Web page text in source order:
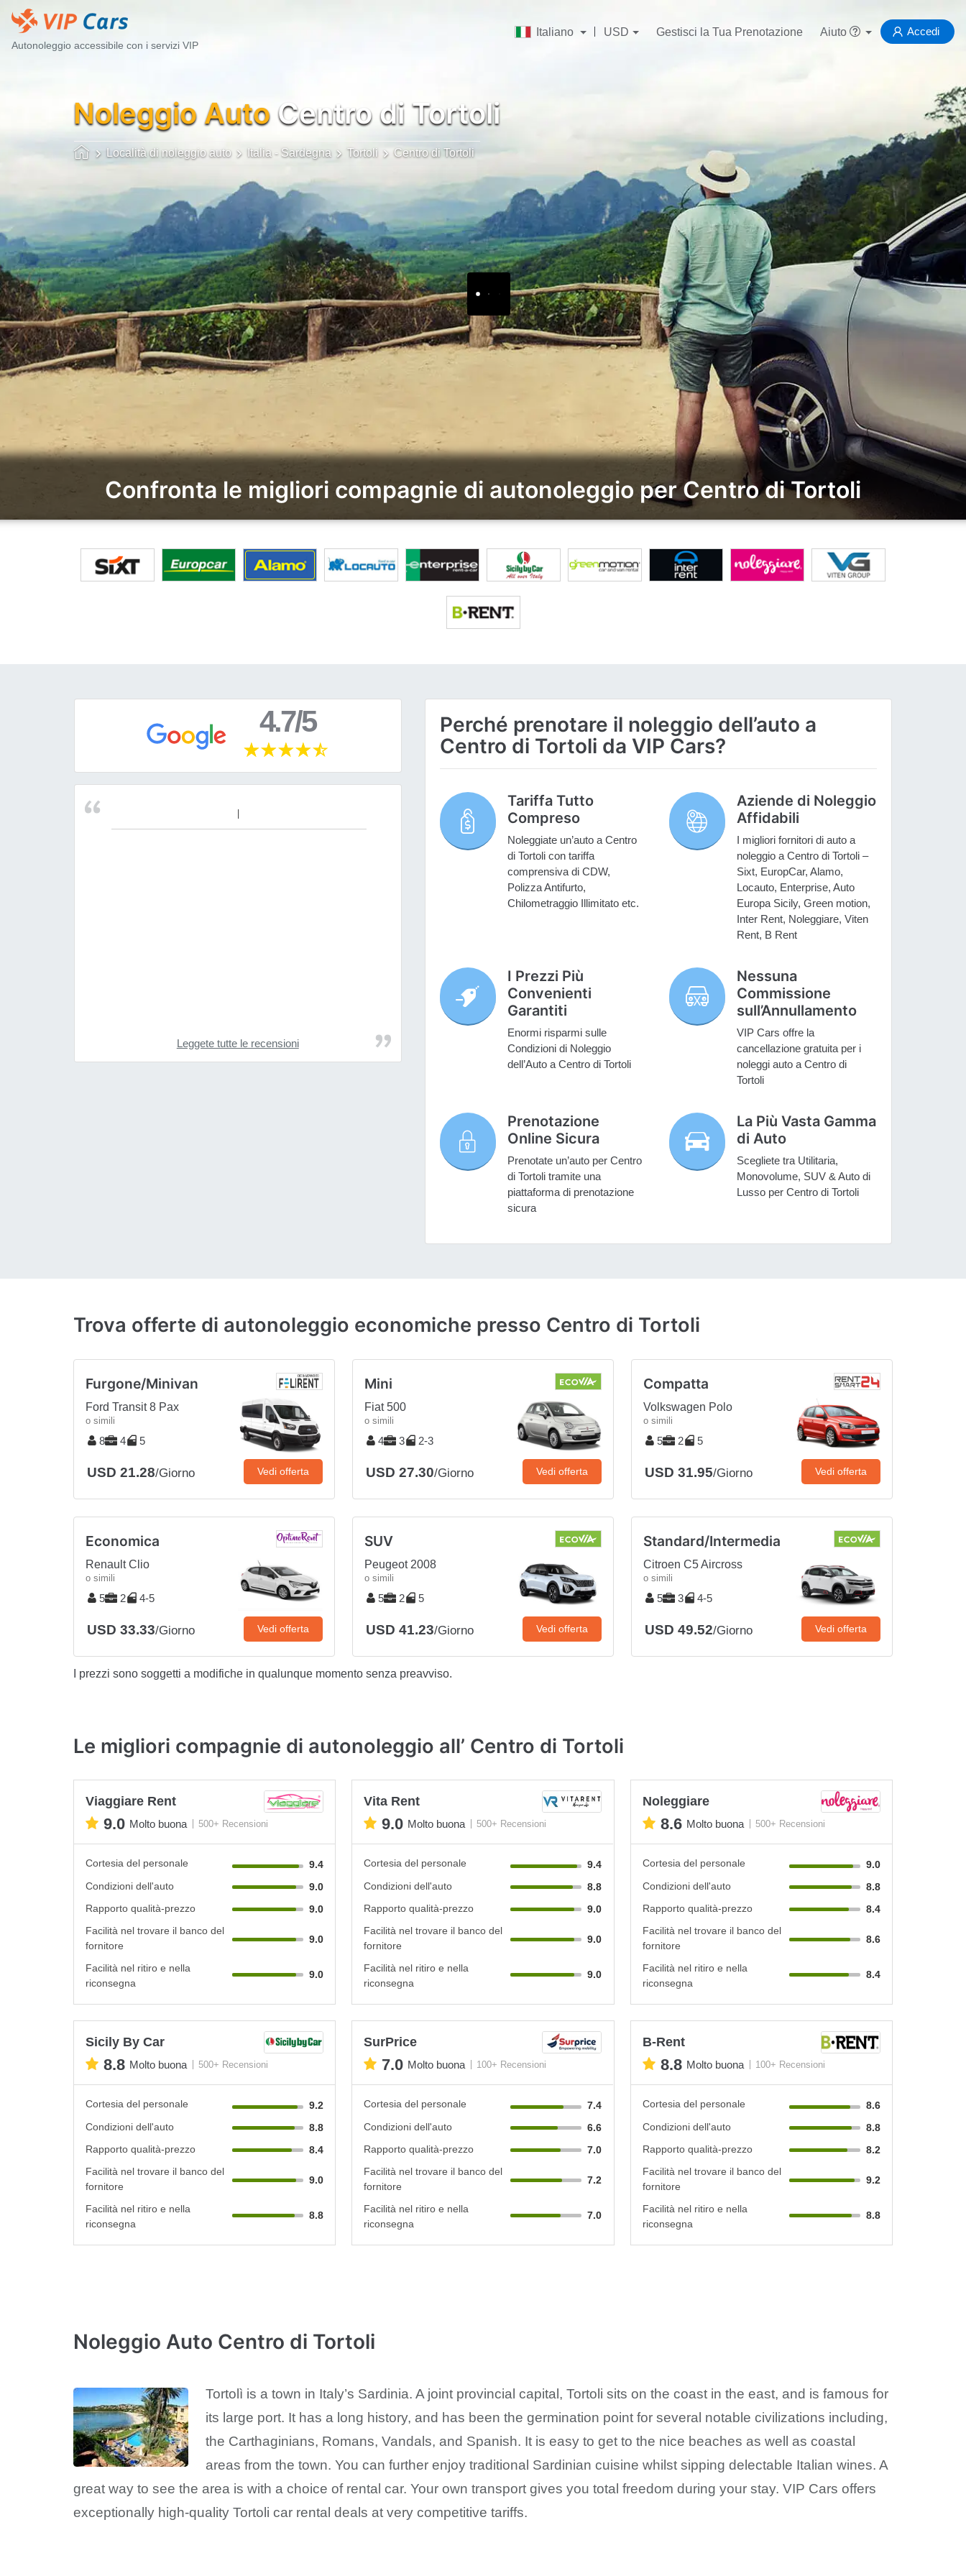
Autonoleggio accessibile con i servizi VIP
Italiano USD Gestisci la Tua Prenotazione Aiuto Accedi
Noleggio Auto Centro di Tortoli
Località di noleggio auto Italia - Sardegna Tortoli Centro di Tortoli
Confronta le migliori compagnie di autonoleggio per Centro di Tortoli
4.7/5
Leggete tutte le recensioni
Perché prenotare il noleggio dell’auto a
Centro di Tortoli da VIP Cars?
Tariffa Tutto
Compreso
Noleggiate un’auto a Centro
di Tortoli con tariffa
comprensiva di CDW,
Polizza Antifurto,
Chilometraggio Illimitato etc.
Aziende di Noleggio
Affidabili
I migliori fornitori di auto a
noleggio a Centro di Tortoli –
Sixt, EuropCar, Alamo,
Locauto, Enterprise, Auto
Europa Sicily, Green motion,
Inter Rent, Noleggiare, Viten
Rent, B Rent
I Prezzi Più
Convenienti
Garantiti
Enormi risparmi sulle
Condizioni di Noleggio
dell’Auto a Centro di Tortoli
Nessuna
Commissione
sull’Annullamento
VIP Cars offre la
cancellazione gratuita per i
noleggi auto a Centro di
Tortoli
Prenotazione
Online Sicura
Prenotate un’auto per Centro
di Tortoli tramite una
piattaforma di prenotazione
sicura
La Più Vasta Gamma
di Auto
Scegliete tra Utilitaria,
Monovolume, SUV & Auto di
Lusso per Centro di Tortoli
Trova offerte di autonoleggio economiche presso Centro di Tortoli
Furgone/Minivan
Ford Transit 8 Pax
o simili
8 4 5
USD 21.28/Giorno Vedi offerta
Mini
Fiat 500
o simili
4 3 2-3
USD 27.30/Giorno Vedi offerta
Compatta
Volkswagen Polo
o simili
5 2 5
USD 31.95/Giorno Vedi offerta
Economica
Renault Clio
o simili
5 2 4-5
USD 33.33/Giorno Vedi offerta
SUV
Peugeot 2008
o simili
5 2 5
USD 41.23/Giorno Vedi offerta
Standard/Intermedia
Citroen C5 Aircross
o simili
5 3 4-5
USD 49.52/Giorno Vedi offerta
I prezzi sono soggetti a modifiche in qualunque momento senza preavviso.
Le migliori compagnie di autonoleggio all’ Centro di Tortoli
Viaggiare Rent
9.0 Molto buona 500+ Recensioni
Cortesia del personale
9.4
Condizioni dell'auto
9.0
Rapporto qualità-prezzo
9.0
Facilità nel trovare il banco del
fornitore
9.0
Facilità nel ritiro e nella
riconsegna
9.0
Vita Rent
9.0 Molto buona 500+ Recensioni
Cortesia del personale
9.4
Condizioni dell'auto
8.8
Rapporto qualità-prezzo
9.0
Facilità nel trovare il banco del
fornitore
9.0
Facilità nel ritiro e nella
riconsegna
9.0
Noleggiare
8.6 Molto buona 500+ Recensioni
Cortesia del personale
9.0
Condizioni dell'auto
8.8
Rapporto qualità-prezzo
8.4
Facilità nel trovare il banco del
fornitore
8.6
Facilità nel ritiro e nella
riconsegna
8.4
Sicily By Car
8.8 Molto buona 500+ Recensioni
Cortesia del personale
9.2
Condizioni dell'auto
8.8
Rapporto qualità-prezzo
8.4
Facilità nel trovare il banco del
fornitore
9.0
Facilità nel ritiro e nella
riconsegna
8.8
SurPrice
7.0 Molto buona 100+ Recensioni
Cortesia del personale
7.4
Condizioni dell'auto
6.6
Rapporto qualità-prezzo
7.0
Facilità nel trovare il banco del
fornitore
7.2
Facilità nel ritiro e nella
riconsegna
7.0
B-Rent
8.8 Molto buona 100+ Recensioni
Cortesia del personale
8.6
Condizioni dell'auto
8.8
Rapporto qualità-prezzo
8.2
Facilità nel trovare il banco del
fornitore
9.2
Facilità nel ritiro e nella
riconsegna
8.8
Noleggio Auto Centro di Tortoli
Tortolì is a town in Italy’s Sardinia. A joint provincial capital, Tortoli sits on the coast in the east, and is famous for
its large port. It has a long history, and has been the germination point for several notable civilizations including,
the Carthaginians, Romans, Vandals, and Spanish. It is easy to get to the nice beaches as well as coastal
areas from the town. You can further enjoy traditional Sardinian cuisine whilst sipping delectable Italian wines. A
great way to see the area is with a choice of rental car. Your own transport gives you total freedom during your stay. VIP Cars offers
exceptionally high-quality Tortoli car rental deals at very competitive tariffs.